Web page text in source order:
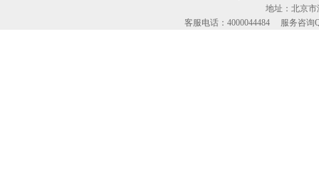
地址：北京市
客服电话：4000044484 服务咨询